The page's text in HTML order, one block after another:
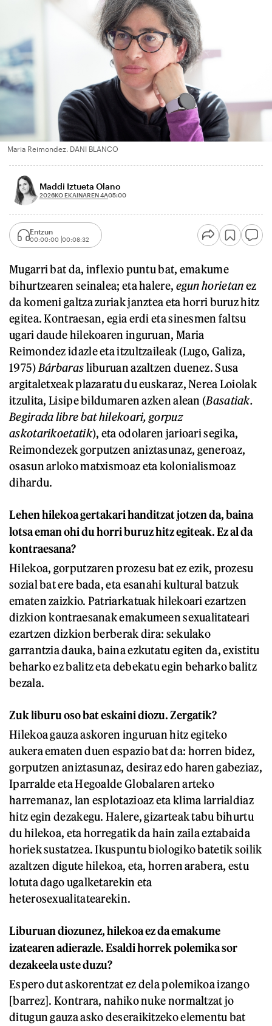
Maria Reimondez. DANI BLANCO
Maddi Iztueta Olano
2026KO EKAINAREN 4A05:00
Entzun
00:00:00 00:08:32
Mugarri bat da, inflexio puntu bat, emakume
bihurtzearen seinalea; eta halere, egun horietanez
da komeni galtza zuriak janztea eta horri buruz hitz
egitea. Kontraesan, egia erdi eta sinesmen faltsu
ugari daude hilekoaren inguruan, Maria
Reimondez idazle eta itzultzaileak (Lugo, Galiza,
1975) Bárbarasliburuan azaltzen duenez. Susa
argitaletxeak plazaratu du euskaraz, Nerea Loiolak
itzulita, Lisipe bildumaren azken alean (Basatiak.
Begirada libre bat hilekoari, gorpuz
askotarikoetatik), eta odolaren jarioari segika,
Reimondezek gorputzen aniztasunaz, generoaz,
osasun arloko matxismoaz eta kolonialismoaz
dihardu.
Lehen hilekoa gertakari handitzat jotzen da, baina
lotsa eman ohi du horri buruz hitz egiteak. Ez al da
kontraesana?
Hilekoa, gorputzaren prozesu bat ez ezik, prozesu
sozial bat ere bada, eta esanahi kultural batzuk
ematen zaizkio. Patriarkatuak hilekoari ezartzen
dizkion kontraesanak emakumeen sexualitateari
ezartzen dizkion berberak dira: sekulako
garrantzia dauka, baina ezkutatu egiten da, existitu
beharko ez balitz eta debekatu egin beharko balitz
bezala.
Zuk liburu oso bat eskaini diozu. Zergatik?
Hilekoa gauza askoren inguruan hitz egiteko
aukera ematen duen espazio bat da: horren bidez,
gorputzen aniztasunaz, desiraz edo haren gabeziaz,
Iparralde eta Hegoalde Globalaren arteko
harremanaz, lan esplotazioaz eta klima larrialdiaz
hitz egin dezakegu. Halere, gizarteak tabu bihurtu
du hilekoa, eta horregatik da hain zaila eztabaida
horiek sustatzea. Ikuspuntu biologiko batetik soilik
azaltzen digute hilekoa, eta, horren arabera, estu
lotuta dago ugalketarekin eta
heterosexualitatearekin.
Liburuan diozunez, hilekoa ez da emakume
izatearen adierazle. Esaldi horrek polemika sor
dezakeela uste duzu?
Espero dut askorentzat ez dela polemikoa izango
[barrez]. Kontrara, nahiko nuke normaltzat jo
ditugun gauza asko deseraikitzeko elementu bat